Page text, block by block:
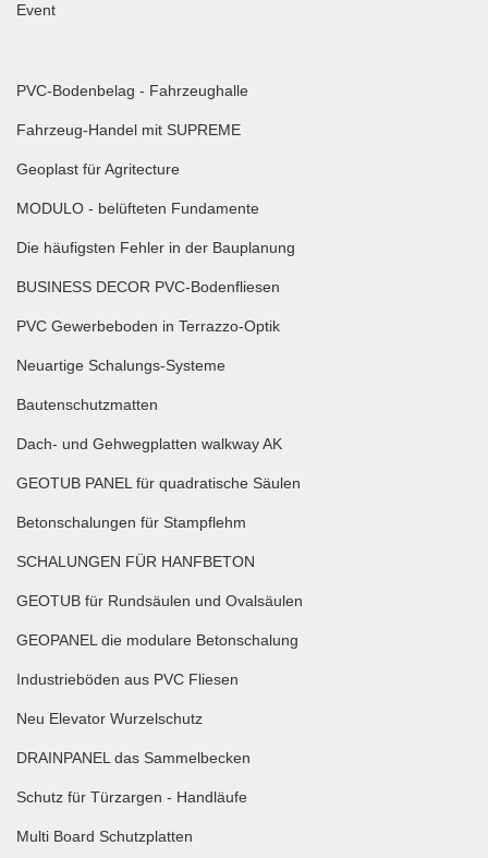
Event
PVC-Bodenbelag - Fahrzeughalle
Fahrzeug-Handel mit SUPREME
Geoplast für Agritecture
MODULO - belüfteten Fundamente
Die häufigsten Fehler in der Bauplanung
BUSINESS DECOR PVC-Bodenfliesen
PVC Gewerbeboden in Terrazzo-Optik
Neuartige Schalungs-Systeme
Bautenschutzmatten
Dach- und Gehwegplatten walkway AK
GEOTUB PANEL für quadratische Säulen
Betonschalungen für Stampflehm
SCHALUNGEN FÜR HANFBETON
GEOTUB für Rundsäulen und Ovalsäulen
GEOPANEL die modulare Betonschalung
Industrieböden aus PVC Fliesen
Neu Elevator Wurzelschutz
DRAINPANEL das Sammelbecken
Schutz für Türzargen - Handläufe
Multi Board Schutzplatten